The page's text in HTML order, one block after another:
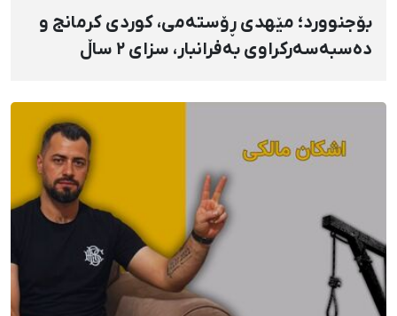
بۆجنوورد؛ مێهدی ڕۆستەمی، کوردی کرمانج و
دەسبەسەرکراوی بەفرانبار، سزای ٢ ساڵ